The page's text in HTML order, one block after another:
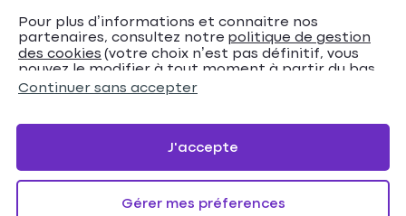
Être rappelé gratuitement
Pour plus d’informations et connaitre nos
partenaires, consultez notre politique de gestion
des cookies (votre choix n’est pas définitif, vous
pouvez le modifier à tout moment à partir du bas
de page de notre site).
Continuer sans accepter
Gérer mes préferences
J'accepte